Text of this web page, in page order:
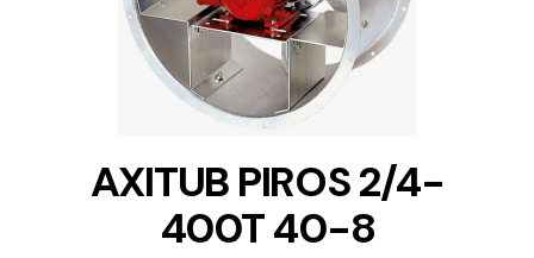
AXITUB PIROS 2/4-
400T 40-8